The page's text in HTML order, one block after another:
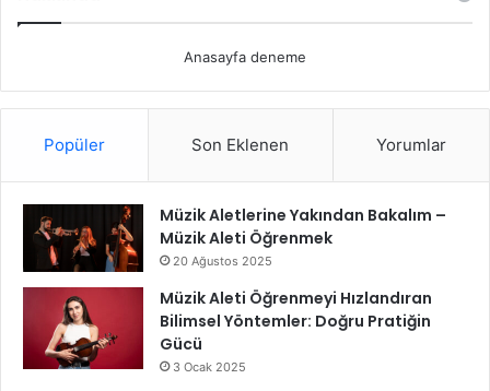
Anasayfa deneme
Popüler Son Eklenen Yorumlar
Müzik Aletlerine Yakından Bakalım –
Müzik Aleti Öğrenmek
20 Ağustos 2025
Müzik Aleti Öğrenmeyi Hızlandıran
Bilimsel Yöntemler: Doğru Pratiğin
Gücü
3 Ocak 2025